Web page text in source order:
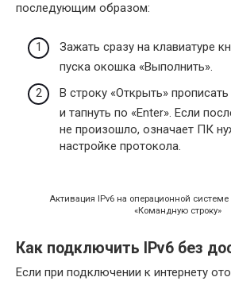
последующим образом:
Зажать сразу на клавиатуре
пуска окошка «Выполнить».
В строку «Открыть»
и тапнуть по «Enter». Если
не произошло, означает ПК
настройке протокола.
Активация IPv6 на операционной системе
«Командную строку»
Как подключить IPv6 без
Если при подключении к интернету